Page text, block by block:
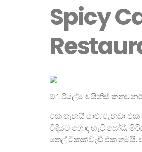
Spicy
ම්.’. රියල්ම චයිනිස්
එක තැනයි යාළු. පැන්ඩා
විදියට හොඳ හැටි සෝස්,
තෙල් ටිකක් වැඩි එක තමයි.